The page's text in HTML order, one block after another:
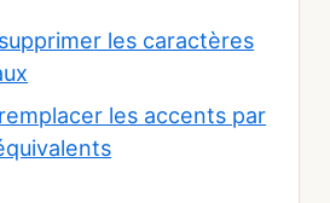
les caractères
les accents par